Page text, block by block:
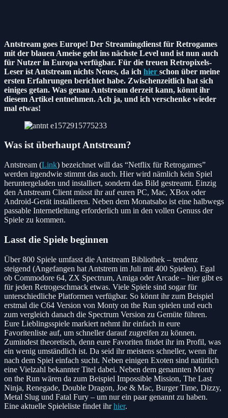
Antstream goes Europe! Der Streamingdienst für Retrogames
mit der blauen Ameise geht ins nächste Level und ist nun auch
für Nutzer in Europa verfügbar. Für die treuen Retropixels-
Leser ist Antstream nichts Neues, da ich hier schon über meine
ersten Erfahrungen berichtet habe. Zwischenzeitlich hat sich
einiges getan. Was genau Antstream derzeit kann, könnt ihr
diesem Artikel entnehmen. Ach ja, und ich verschenke wieder
mal etwas!
Was ist überhaupt Antstream?
Antstream (Link) bezeichnet will das “Netflix für Retrogames”
werden irgendwie stimmt das auch. Hier wird nämlich kein Spiel
heruntergeladen und installiert, sondern das Bild gestreamt. Einzig
den Antstream Client müsst ihr auf euren PC, Mac, XBox oder
Android-Gerät installieren. Neben dem Monatsabo ist eine halbwegs
passable Internetleitung erforderlich um in den vollen Genuss der
Spiele zu kommen.
Lasst die Spiele beginnen
Über 800 Spiele umfasst die Antstream Bibliothek – tendenz
steigend (Angefangen hat Antstrem im Juli mit 400 Spielen). Egal
ob Commodore 64, ZX Spectrum, Amiga oder Arcade – hier gibt es
für jeden Retrogeschmack etwas. Viele Spiele sind sogar für
unterschiedliche Platformen verfügbar. So könnt ihr zum Beispiel
erstmal die C64 Version von Monty on the Run spielen und euch
zum vergleich danach die Spectrum Version zu Gemüte führen.
Eure Lieblingsspiele markiert nehmt ihr einfach in eure
Favoritenliste auf, um schneller darauf zugreifen zu können.
Zumindest theoretisch, denn eure Favoriten findet ihr im Profil, was
ein wenig umständlich ist. Da seid ihr meistens schneller, wenn ihr
nach dem Spiel einfach sucht. Neben einigen Exoten sind natürlich
eine Vielzahl bekannter Titel dabei. Neben dem genannten Monty
on the Run wären da zum Beispiel Impossible Mission, The Last
Ninja, Renegade, Double Dragon, Joe & Mac, Burger Time, Dizzy,
Metal Slug und Fatal Fury – um nur ein paar genannt zu haben.
Eine aktuelle Spieleliste findet ihrhier.